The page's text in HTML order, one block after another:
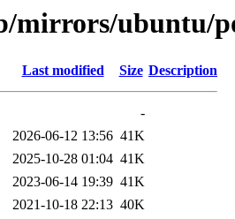
mirrors/ubuntu/
Last modified Size Description
-
2026-06-12 13:56 41K
2025-10-28 01:04 41K
2023-06-14 19:39 41K
2021-10-18 22:13 40K